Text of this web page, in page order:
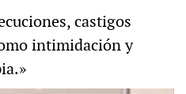
castigos
intimidación y